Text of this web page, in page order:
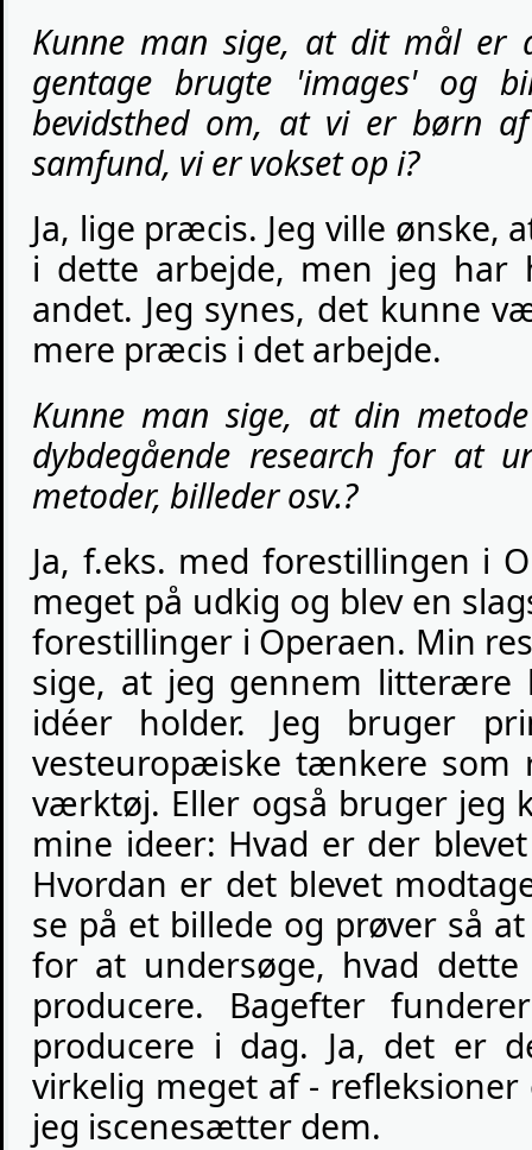
Kunne man sige, at dit mål er
gentage brugte 'images' og
bevidsthed om, at vi er børn
samfund, vi er vokset op i?
Ja, lige præcis. Jeg ville
i dette arbejde, men jeg
andet. Jeg synes, det kunne
mere præcis i det arbejde.
Kunne man sige, at din
dybdegående research for at
metoder, billeder osv.?
Ja, f.eks. med forestillingen i
meget på udkig og blev en
forestillinger i Operaen. Min
sige, at jeg gennem
idéer holder. Jeg bruger
vesteuropæiske tænkere som
værktøj. Eller også bruger
mine ideer: Hvad er der
Hvordan er det blevet
se på et billede og prøver så
for at undersøge, hvad
producere. Bagefter
producere i dag. Ja, det er
virkelig meget af -
jeg iscenesætter dem.